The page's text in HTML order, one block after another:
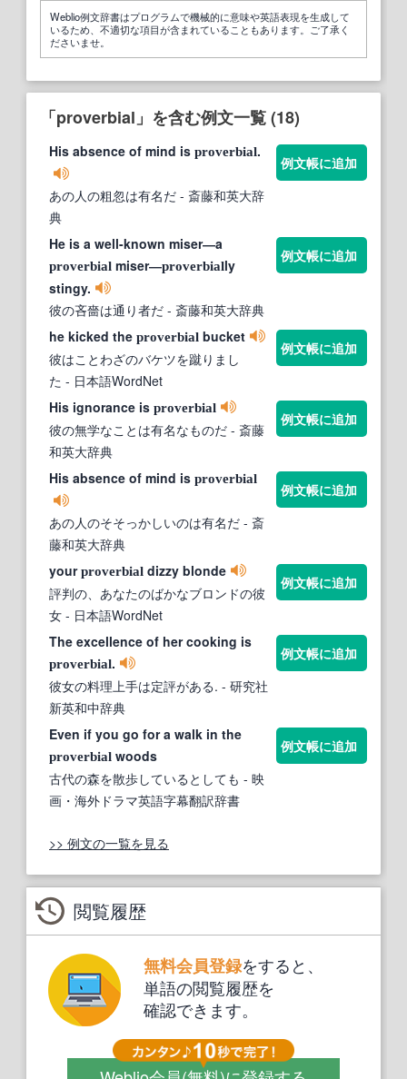
Weblio例文辞書はプログラムで機械的に意味や英語表現を生成して
いるため、不適切な項目が含まれていることもあります。ご了承く
ださいませ。
「proverbial」を含む例文一覧 (18)
His absence of mind is proverbial.
あの人の粗忽は有名だ - 斎藤和英大辞
典
例文帳に追加
He is a well-known miser―a
proverbial miser―proverbially
stingy.
彼の吝嗇は通り者だ - 斎藤和英大辞典
例文帳に追加
he kicked the proverbial bucket
彼はことわざのバケツを蹴りまし
た - 日本語WordNet
例文帳に追加
His ignorance is proverbial
彼の無学なことは有名なものだ - 斎藤
和英大辞典
例文帳に追加
His absence of mind is proverbial
あの人のそそっかしいのは有名だ - 斎
藤和英大辞典
例文帳に追加
yourproverbial dizzy blonde
評判の、あなたのばかなブロンドの彼
女 - 日本語WordNet
例文帳に追加
The excellence of her cooking is
proverbial.
彼女の料理上手は定評がある. - 研究社
新英和中辞典
例文帳に追加
Even if you go for a walk in the
proverbial woods
古代の森を散歩しているとしても - 映
画・海外ドラマ英語字幕翻訳辞書
例文帳に追加
>> 例文の一覧を見る
閲覧履歴
無料会員登録をすると、
単語の閲覧履歴を
確認できます。